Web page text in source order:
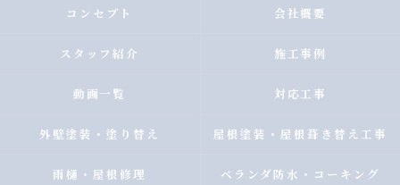
コンセプト 会社概要
スタッフ紹介 施工事例
動画一覧 対応工事
外壁塗装・塗り替え 屋根塗装・屋根葺き替え工事
雨樋・屋根修理 ベランダ防水・コーキング